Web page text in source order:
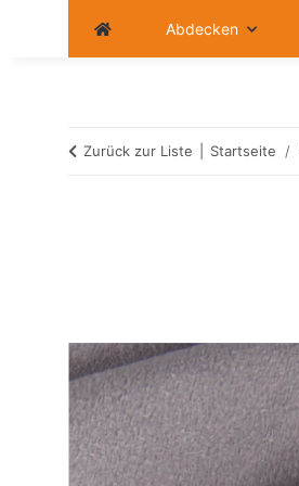
Abdecken
Zurück zur Liste Startseite